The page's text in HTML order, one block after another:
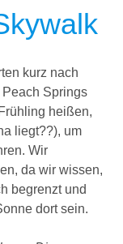
kurz nach
Springs
heißen,
liegt??), um
Wir
da wir wissen,
begrenzt und
dort sein.